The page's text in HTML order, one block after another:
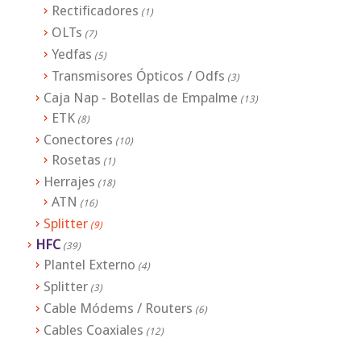
Rectificadores (1)
OLTs (7)
Yedfas (5)
Transmisores Ópticos / Odfs (3)
Caja Nap - Botellas de Empalme (13)
ETK (8)
Conectores (10)
Rosetas (1)
Herrajes (18)
ATN (16)
Splitter (9)
HFC (39)
Plantel Externo (4)
Splitter (3)
Cable Módems / Routers (6)
Cables Coaxiales (12)